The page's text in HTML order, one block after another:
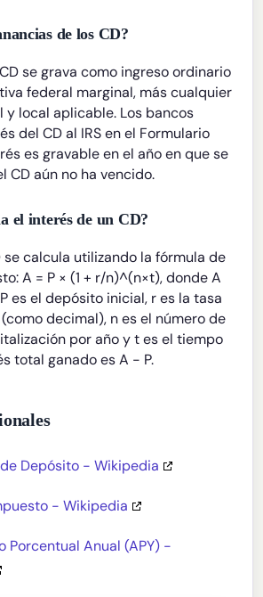
de los CD?
se grava como ingreso ordinario
federal marginal, más cualquier
y local aplicable. Los bancos
del CD al IRS en el Formulario
es gravable en el año en que se
CD aún no ha vencido.
el interés de un CD?
se calcula utilizando la fórmula de
A = P × (1 + r/n)^(n×t), donde A
es el depósito inicial, r es la tasa
decimal), n es el número de
por año y t es el tiempo
total ganado es A - P.
Depósito - Wikipedia
- Wikipedia
Porcentual Anual (APY) -